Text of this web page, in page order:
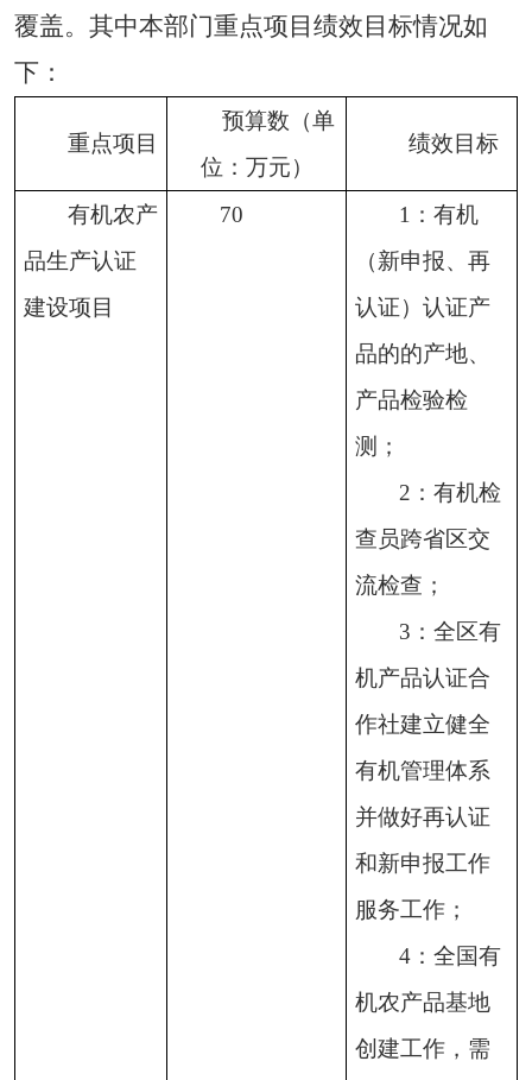
覆盖。其中本部门重点项目绩效目标情况如
下：
重点项目
预算数（单
位：万元）
绩效目标
有机农产
品生产认证
建设项目
70
1：有机
（新申报、再
认证）认证产
品的的产地、
产品检验检
测；
2：有机检
查员跨省区交
流检查；
3：全区有
机产品认证合
作社建立健全
有机管理体系
并做好再认证
和新申报工作
服务工作；
4：全国有
机农产品基地
创建工作，需